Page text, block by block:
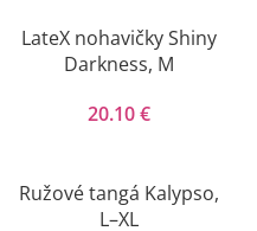
LateX nohavičky Shiny
Darkness, M
20.10€
Ružové tangá Kalypso,
L–XL